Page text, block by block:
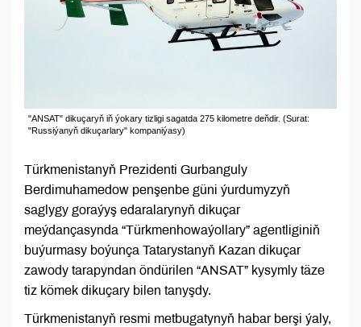
"ANSAT" dikuçaryň iň ýokary tizligi sagatda 275 kilometre deňdir. (Surat:
"Russiýanyň dikuçarlary" kompaniýasy)
Türkmenistanyň Prezidenti Gurbanguly
Berdimuhamedow penşenbe güni ýurdumyzyň
saglygy goraýyş edaralarynyň dikuçar
meýdançasynda “Türkmenhowaýollary” agentliginiň
buýurmasy boýunça Tatarystanyň Kazan dikuçar
zawody tarapyndan öndürilen “ANSAT” kysymly täze
tiz kömek dikuçary bilen tanyşdy.
Türkmenistanyň resmi metbugatynyň habar berşi ýaly,